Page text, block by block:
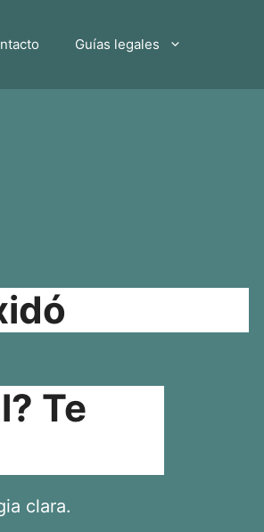
Guías legales
Te
clara.